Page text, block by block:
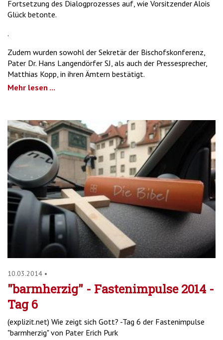
Fortsetzung des Dialogprozesses auf, wie Vorsitzender Alois
Glück betonte.
.
Zudem wurden sowohl der Sekretär der Bischofskonferenz,
Pater Dr. Hans Langendörfer SJ, als auch der Pressesprecher,
Matthias Kopp, in ihren Ämtern bestätigt.
Mehr lesen ...
10.03.2014 •
"barmherzig" - Fastenimpulse 2014 -
Tag 6
(explizit.net) Wie zeigt sich Gott? -Tag 6 der Fastenimpulse
"barmherzig" von Pater Erich Purk